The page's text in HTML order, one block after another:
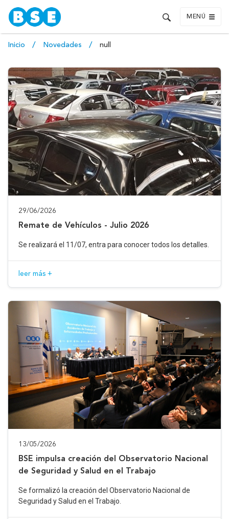
MENÚ
Inicio Novedades null
29/06/2026
Remate de Vehículos - Julio 2026
Se realizará el 11/07, entra para conocer todos los detalles.
leer más +
13/05/2026
BSE impulsa creación del Observatorio Nacional
de Seguridad y Salud en el Trabajo
Se formalizó la creación del Observatorio Nacional de
Seguridad y Salud en el Trabajo.